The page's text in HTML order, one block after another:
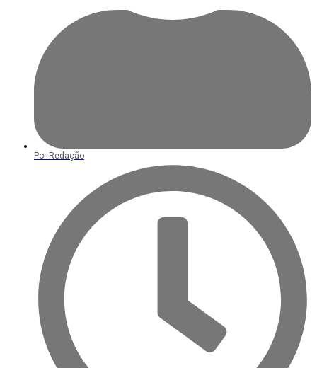
Por Redação